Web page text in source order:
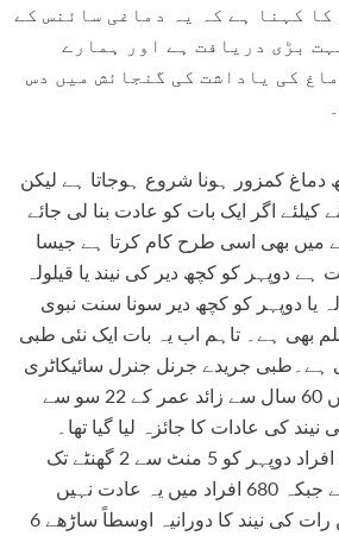
Lips & Hydrate Lips All Day
115 reviews
Rs. 666 Rs. 599
ADD TO CART
کہنا ہے کہ یہ دماغی سائنس کے
بڑی دریافت ہے اور ہمارے
کی یاداشت کی گنجائش میں دس
دماغ کمزور ہونا شروع ہوجاتا ہے لیکن
اگر ایک بات کو عادت بنا لی جائے
میں بھی اسی طرح کام کرتا ہے جیسا
دوپہر کو کچھ دیر کی نیند یا قیلولہ
یا دوپہر کو کچھ دیر سونا سنت نبوی
بھی ہے۔ تاہم اب یہ بات ایک نئی طبی
ہے۔طبی جریدے جرنل جنرل سائیکاٹری
میں شائع اس تحقیق میں 60 سال سے زائد عمر کے 22 سو سے
کی عادات کا جائزہ لیا گیا تھا۔
تحقیق میں شامل 1534 افراد دوپہر کو 5 منٹ سے 2 گھنٹے تک
قیلولہ کرنے کے عادی تھے جبکہ 680 افراد میں یہ عادت نہیں
تھی۔دونوں گروپس میں رات کی نیند کا دورانیہ اوسطاً ساڑھے 6